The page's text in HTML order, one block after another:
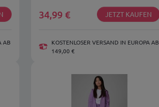
AB
34,99 € JETZT KAUFEN
KOSTENLOSER VERSAND IN EUROPA AB
149,00 €